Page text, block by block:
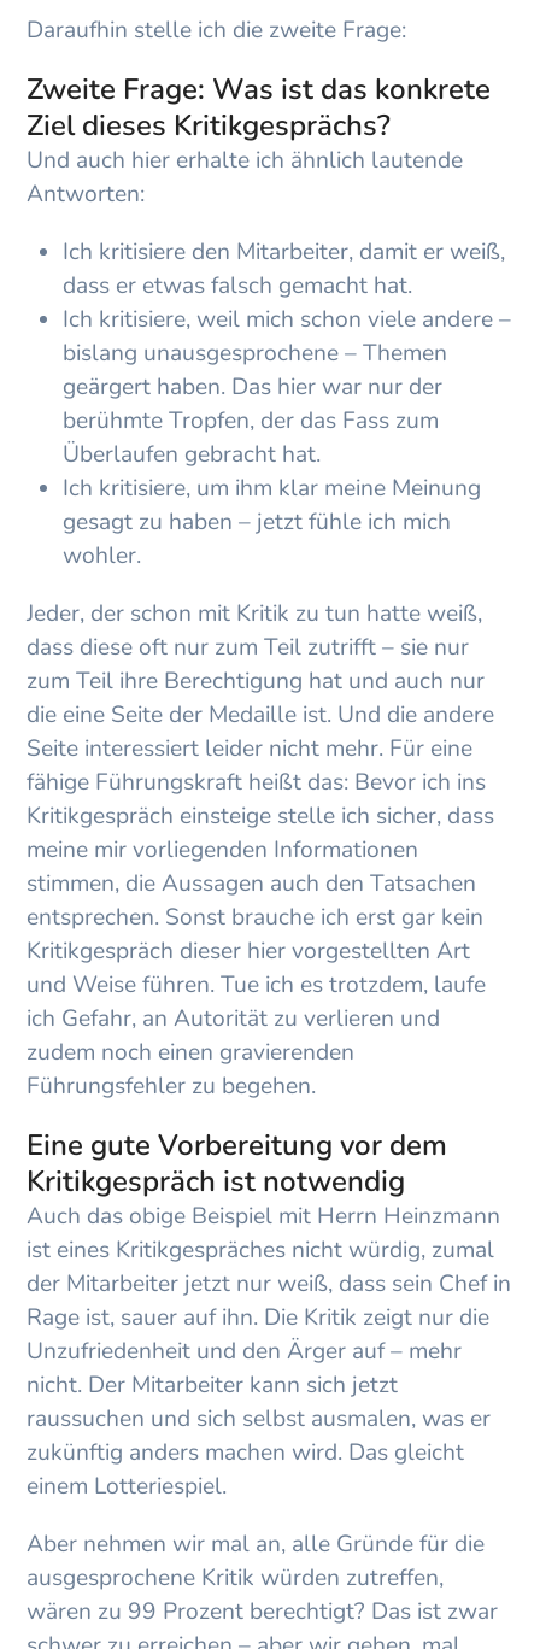
Daraufhin stelle ich die zweite Frage:
Zweite Frage: Was ist das konkrete
Ziel dieses Kritikgesprächs?
Und auch hier erhalte ich ähnlich lautende
Antworten:
Ich kritisiere den Mitarbeiter, damit er weiß,
dass er etwas falsch gemacht hat.
Ich kritisiere, weil mich schon viele andere –
bislang unausgesprochene – Themen
geärgert haben. Das hier war nur der
berühmte Tropfen, der das Fass zum
Überlaufen gebracht hat.
Ich kritisiere, um ihm klar meine Meinung
gesagt zu haben – jetzt fühle ich mich
wohler.
Jeder, der schon mit Kritik zu tun hatte weiß,
dass diese oft nur zum Teil zutrifft – sie nur
zum Teil ihre Berechtigung hat und auch nur
die eine Seite der Medaille ist. Und die andere
Seite interessiert leider nicht mehr. Für eine
fähige Führungskraft heißt das: Bevor ich ins
Kritikgespräch einsteige stelle ich sicher, dass
meine mir vorliegenden Informationen
stimmen, die Aussagen auch den Tatsachen
entsprechen. Sonst brauche ich erst gar kein
Kritikgespräch dieser hier vorgestellten Art
und Weise führen. Tue ich es trotzdem, laufe
ich Gefahr, an Autorität zu verlieren und
zudem noch einen gravierenden
Führungsfehler zu begehen.
Eine gute Vorbereitung vor dem
Kritikgespräch ist notwendig
Auch das obige Beispiel mit Herrn Heinzmann
ist eines Kritikgespräches nicht würdig, zumal
der Mitarbeiter jetzt nur weiß, dass sein Chef in
Rage ist, sauer auf ihn. Die Kritik zeigt nur die
Unzufriedenheit und den Ärger auf – mehr
nicht. Der Mitarbeiter kann sich jetzt
raussuchen und sich selbst ausmalen, was er
zukünftig anders machen wird. Das gleicht
einem Lotteriespiel.
Aber nehmen wir mal an, alle Gründe für die
ausgesprochene Kritik würden zutreffen,
wären zu 99 Prozent berechtigt? Das ist zwar